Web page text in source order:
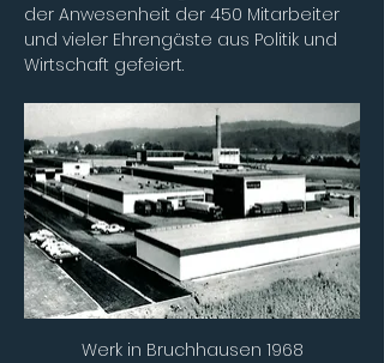
der Anwesenheit der 450 Mitarbeiter
und vieler Ehrengäste aus Politik und
Wirtschaft gefeiert.
Werk in Bruchhausen 1968